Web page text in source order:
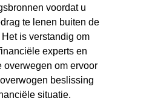
voordat u
te lenen buiten de
is verstandig om
experts en
overwegen om ervoor
beslissing
situatie.